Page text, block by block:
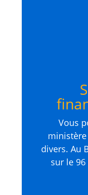
Vous
divers. Au
sur le